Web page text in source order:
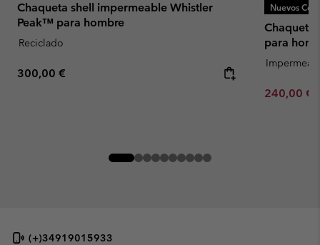
Chaqueta shell impermeable Whistler
Peak™ para hombre
Reciclado
Regular price:
300,00 €
Nuevos
Chaqueta
para
Minimum
240,00 €
(+)34919015933